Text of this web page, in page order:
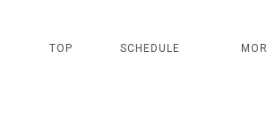
TOP SCHEDULE